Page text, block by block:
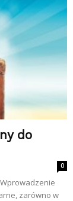
do
0
zarówno w